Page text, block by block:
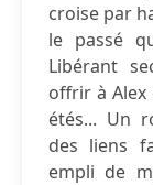
croise par
le passé
Libérant
offrir à Alex
étés... Un
des liens
empli de